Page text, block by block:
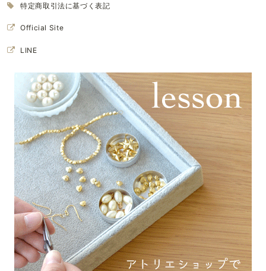
特定商取引法に基づく表記
Official Site
LINE